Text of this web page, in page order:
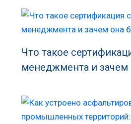
Что такое
менеджмента и зачем